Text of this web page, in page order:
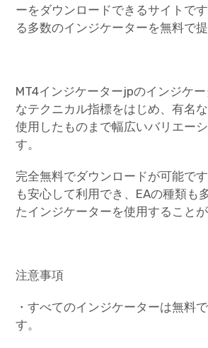
ーをダウンロードできるサイトで
る多数のインジケーターを無料で提
MT4インジケーターjpのインジケ
なテクニカル指標をはじめ、有名
使用したものまで幅広いバリエー
す。
完全無料でダウンロードが可能で
も安心して利用でき、EAの種類も
たインジケーターを使用することが
注意事項
・すべてのインジケーターは無料
す。